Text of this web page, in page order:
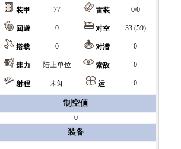
装甲 77 雷装 0/0
回避 0 对空 33 (59)
搭载 0 对潜 0
速力 陆上单位 索敌 0
射程 未知 运 0
制空值
0
装备